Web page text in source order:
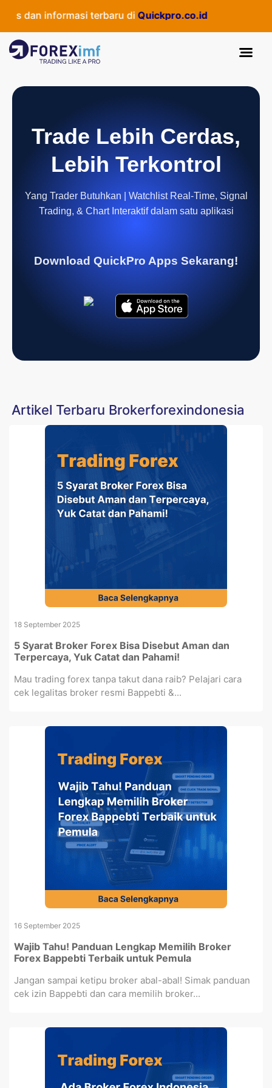
dan informasi terbaru di Quickpro.co.id
Trade Lebih Cerdas,
Lebih Terkontrol
Yang Trader Butuhkan | Watchlist Real-Time, Signal
Trading, & Chart Interaktif dalam satu aplikasi
Download QuickPro Apps Sekarang!
Artikel Terbaru Brokerforexindonesia
18 September 2025
5 Syarat Broker Forex Bisa Disebut Aman dan
Terpercaya, Yuk Catat dan Pahami!
Mau trading forex tanpa takut dana raib? Pelajari cara
cek legalitas broker resmi Bappebti &...
16 September 2025
Wajib Tahu! Panduan Lengkap Memilih Broker
Forex Bappebti Terbaik untuk Pemula
Jangan sampai ketipu broker abal-abal! Simak panduan
cek izin Bappebti dan cara memilih broker...